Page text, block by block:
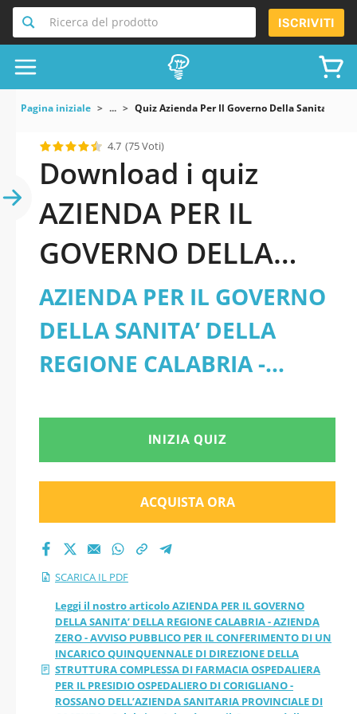
Ricerca del prodotto ISCRIVITI
Pagina iniziale ... Quiz Azienda Per Il Governo Della Sanita
4.7 (75 Voti)
Download i quiz
AZIENDA PER IL
GOVERNO DELLA
SANITA’ DELLA
REGIONE CALABRIA -
AZIENDA ZERO -
AVVISO PUBBLICO
PER IL
CONFERIMENTO DI
UN INCARICO
QUINQUENNALE DI
DIREZIONE DELLA
STRUTTURA
COMPLESSA DI
AZIENDA PER IL GOVERNO
DELLA SANITA’ DELLA
REGIONE CALABRIA -
PUBBLICO PER IL
CONFERIMENTO DI UN
INCARICO
QUINQUENNALE DI
DIREZIONE DELLA
STRUTTURA COMPLESSA DI
FARMACIA OSPEDALIERA
PER IL PRESIDIO
OSPEDALIERO DI
INIZIA QUIZ
ACQUISTA ORA
SCARICA IL PDF
Leggi il nostro articolo AZIENDA PER IL GOVERNO
DELLA SANITA’ DELLA REGIONE CALABRIA - AZIENDA
ZERO - AVVISO PUBBLICO PER IL CONFERIMENTO DI UN
INCARICO QUINQUENNALE DI DIREZIONE DELLA
STRUTTURA COMPLESSA DI FARMACIA OSPEDALIERA
PER IL PRESIDIO OSPEDALIERO DI CORIGLIANO -
ROSSANO DELL’AZIENDA SANITARIA PROVINCIALE DI